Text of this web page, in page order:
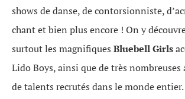
shows de danse, de contorsionniste,
chant et bien plus encore ! On y
surtout les magnifiques Bluebell Girls
Lido Boys, ainsi que de très nombreuses
de talents recrutés dans le monde entier.